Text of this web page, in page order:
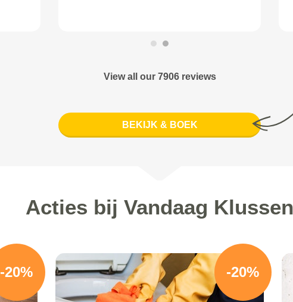
View all our 7906 reviews
BEKIJK & BOEK
Acties bij Vandaag Klussen
-20% -20%